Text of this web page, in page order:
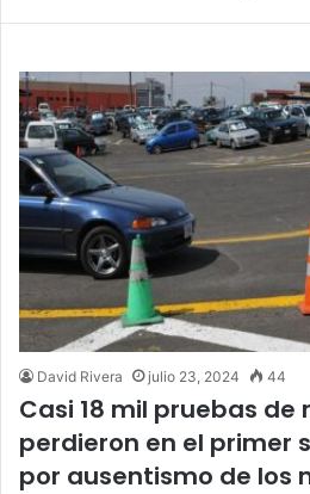
David Rivera julio 23, 2024 44
Casi 18 mil pruebas de
perdieron en el primer
por ausentismo de los